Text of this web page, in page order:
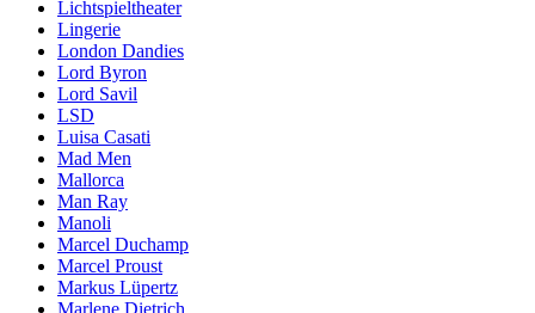
Lichtspieltheater
Lingerie
London Dandies
Lord Byron
Lord Savil
LSD
Luisa Casati
Mad Men
Mallorca
Man Ray
Manoli
Marcel Duchamp
Marcel Proust
Markus Lüpertz